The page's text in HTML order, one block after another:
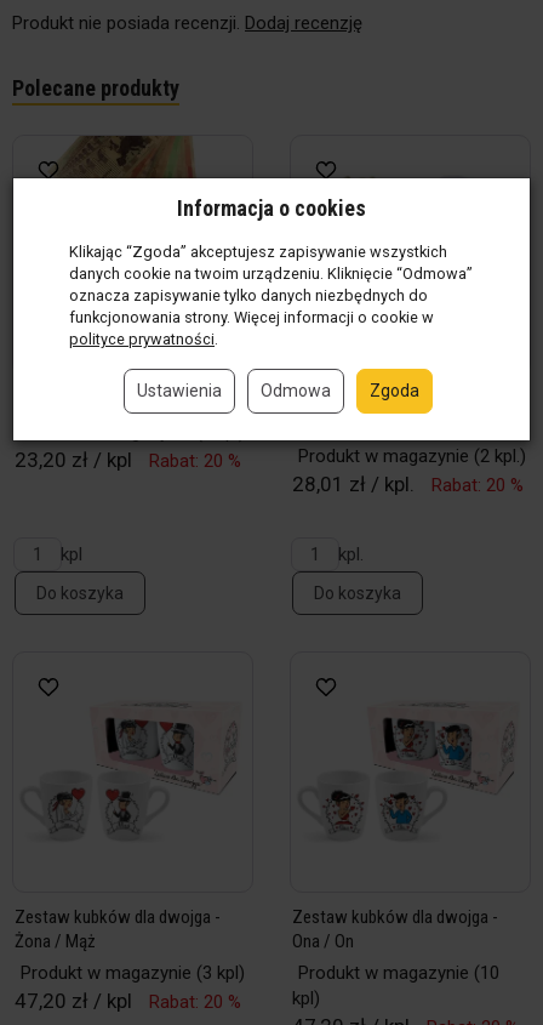
Produkt nie posiada recenzji. Dodaj recenzję
Polecane produkty
Złote banknoty Euro - 7 szt
23,20 zł / kpl Rabat: 20 %
kpl
Do koszyka
Zestaw panieński - Opaska,
Produkt w magazynie (2 kpl.)
28,01 zł / kpl. Rabat: 20 %
kpl.
Do koszyka
Zestaw kubków dla dwojga -
Żona / Mąż
Produkt w magazynie (3 kpl)
47,20 zł / kpl Rabat: 20 %
Zestaw kubków dla dwojga -
Ona / On
Produkt w magazynie (10
kpl)
Informacja o cookies
Klikając “Zgoda” akceptujesz zapisywanie wszystkich
danych cookie na twoim urządzeniu. Kliknięcie “Odmowa”
oznacza zapisywanie tylko danych niezbędnych do
funkcjonowania strony. Więcej informacji o cookie w
polityce prywatności.
Ustawienia Odmowa Zgoda